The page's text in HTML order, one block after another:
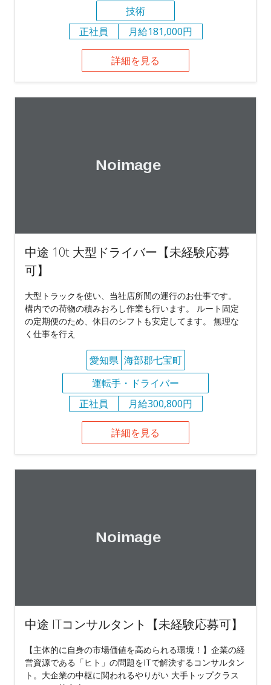
技術
正社員
月給181,000円
詳細を見る
中途 10t 大型ドライバー【未経験応募
可】
大型トラックを使い、当社店所間の運行のお仕事です。
構内での荷物の積みおろし作業も行います。 ルート固定
の定期便のため、休日のシフトも安定してます。 無理な
く仕事を行え
愛知県 海部郡七宝町
運転手・ドライバー
正社員
月給300,800円
詳細を見る
中途 ITコンサルタント【未経験応募可】
【主体的に自身の市場価値を高められる環境！】企業の経
営資源である「ヒト」の問題をITで解決するコンサルタン
ト。大企業の中枢に関われるやりがい 大手トップクラス